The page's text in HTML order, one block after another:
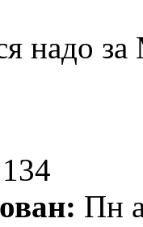
надо
134
Пн